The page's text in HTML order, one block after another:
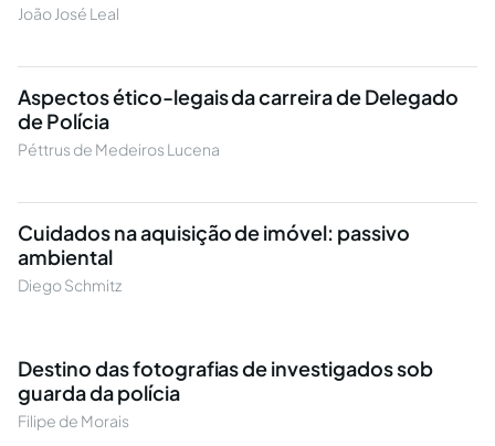
João José Leal
Aspectos ético-legais da carreira de Delegado
de Polícia
Péttrus de Medeiros Lucena
Cuidados na aquisição de imóvel: passivo
ambiental
Diego Schmitz
Destino das fotografias de investigados sob
guarda da polícia
Filipe de Morais